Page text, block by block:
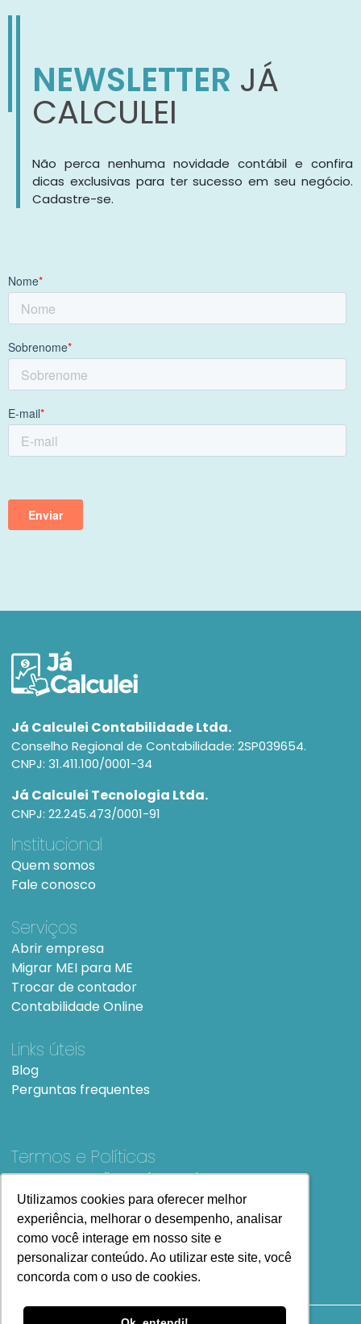
Utilizamos cookies para oferecer melhor
experiência, melhorar o desempenho, analisar
como você interage em nosso site e
personalizar conteúdo. Ao utilizar este site, você
concorda com o uso de cookies.
Utilizamos cookies para oferecer melhor
experiência, melhorar o desempenho, analisar
como você interage em nosso site e
personalizar conteúdo. Ao utilizar este site, você
concorda com o uso de cookies.
NEWSLETTER JÁ
CALCULEI
Não perca nenhuma novidade contábil e confira
dicas exclusivas para ter sucesso em seu negócio.
Cadastre-se.
Já Calculei Contabilidade Ltda.
Conselho Regional de Contabilidade: 2SP039654.
CNPJ: 31.411.100/0001-34
Já Calculei Tecnologia Ltda.
CNPJ: 22.245.473/0001-91
Institucional
Quem somos
Fale conosco
Serviços
Abrir empresa
Migrar MEI para ME
Trocar de contador
Contabilidade Online
Links úteis
Blog
Perguntas frequentes
Termos e Políticas
Termos e condições de UsoSiteMap